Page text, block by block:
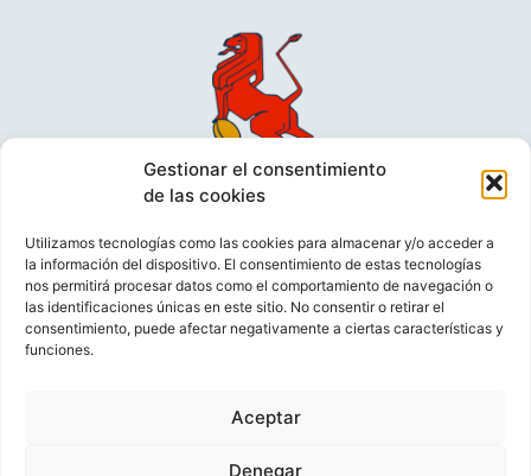
Gestionar el consentimiento
de las cookies
Utilizamos tecnologías como las cookies para almacenar y/o acceder a
la información del dispositivo. El consentimiento de estas tecnologías
nos permitirá procesar datos como el comportamiento de navegación o
las identificaciones únicas en este sitio. No consentir o retirar el
consentimiento, puede afectar negativamente a ciertas características y
funciones.
Aceptar
Denegar
VIDEOCONFERENCIAS
POLÍTICA DE PRIVACIDAD
CONTACTO